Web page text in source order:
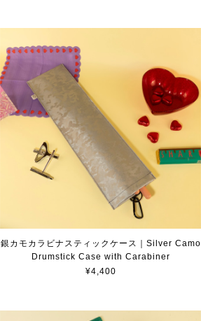
銀カモカラビナスティックケース｜Silver Camo
Drumstick Case with Carabiner
¥4,400